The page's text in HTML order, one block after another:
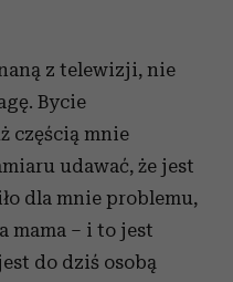
z telewizji, nie
Bycie
częścią mnie
udawać, że jest
dla mnie problemu,
mama – i to jest
do dziś osobą